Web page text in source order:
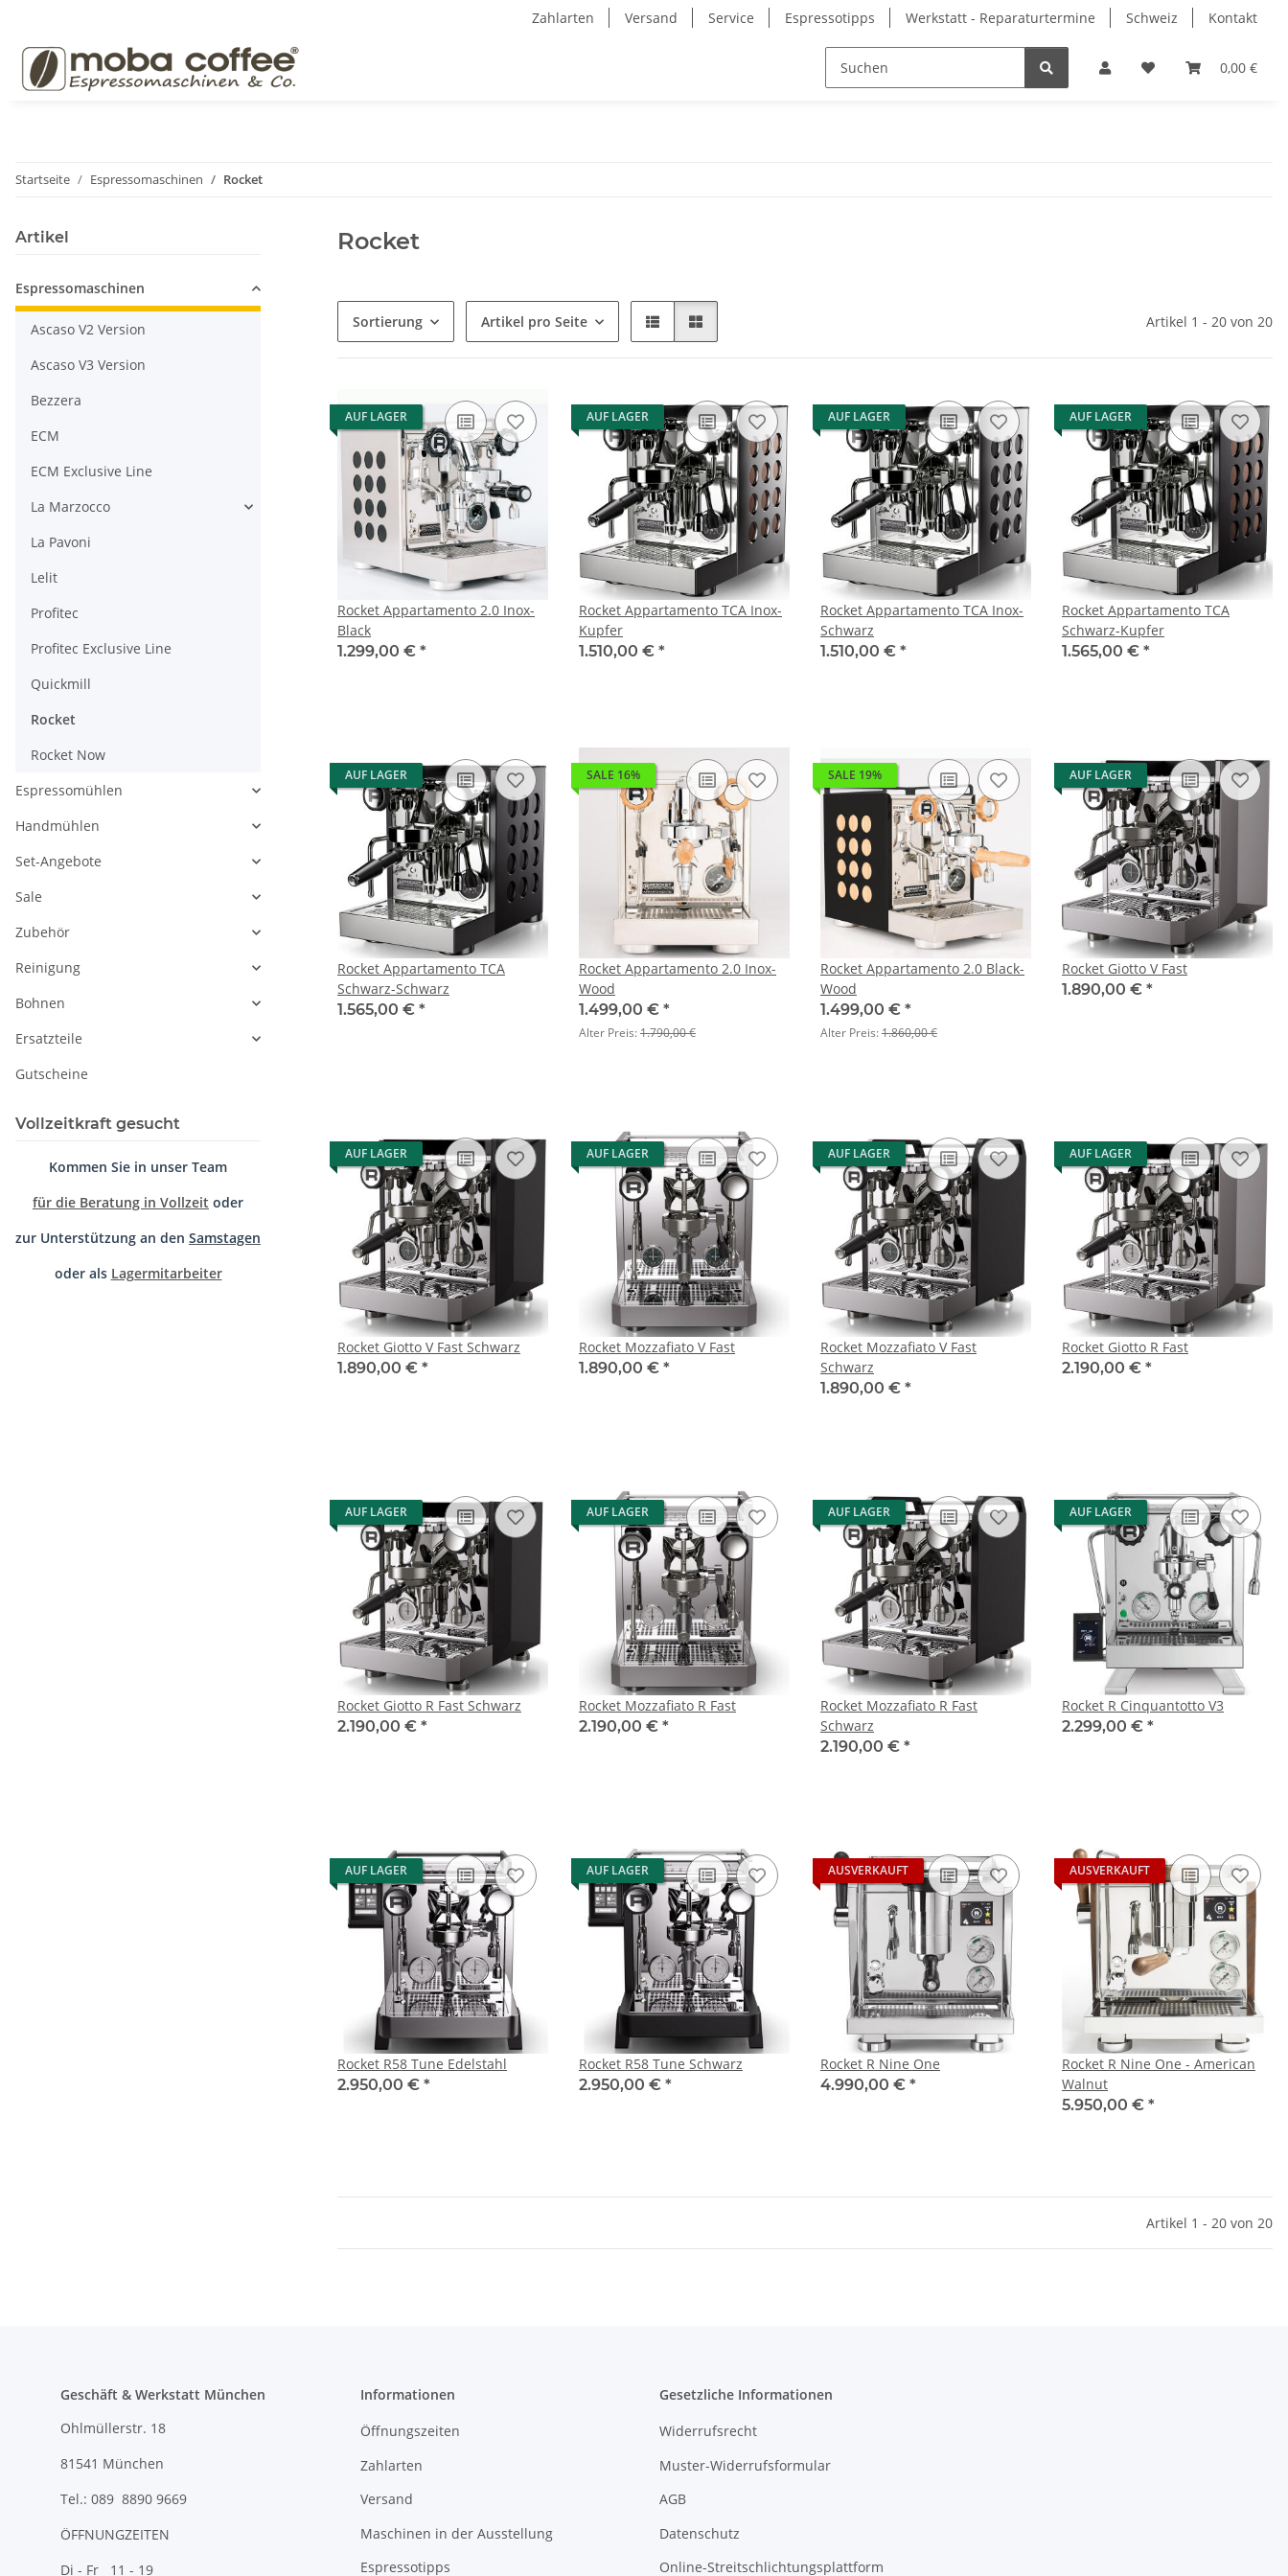
Zahlarten Versand Service Espressotipps Werkstatt - Reparaturtermine Schweiz Kontakt
0,00 €
Startseite Espressomaschinen Rocket
Rocket
Sortierung Artikel pro Seite Artikel 1 - 20 von 20
AUF LAGER
Rocket Appartamento 2.0 Inox-
Black
1.299,00 € *
AUF LAGER
Rocket Appartamento TCA Inox-
Kupfer
1.510,00 € *
AUF LAGER
Rocket Appartamento TCA Inox-
Schwarz
1.510,00 € *
AUF LAGER
Rocket Appartamento TCA
Schwarz-Kupfer
1.565,00 € *
AUF LAGER
Rocket Appartamento TCA
Schwarz-Schwarz
1.565,00 € *
SALE 16%
Rocket Appartamento 2.0 Inox-
Wood
1.499,00 € *
Alter Preis:1.790,00 €
SALE 19%
Rocket Appartamento 2.0 Black-
Wood
1.499,00 € *
Alter Preis:1.860,00 €
AUF LAGER
Rocket Giotto V Fast
1.890,00 € *
AUF LAGER
Rocket Giotto V Fast Schwarz
1.890,00 € *
AUF LAGER
Rocket Mozzafiato V Fast
1.890,00 € *
AUF LAGER
Rocket Mozzafiato V Fast
Schwarz
1.890,00 € *
AUF LAGER
Rocket Giotto R Fast
2.190,00 € *
AUF LAGER
Rocket Giotto R Fast Schwarz
2.190,00 € *
AUF LAGER
Rocket Mozzafiato R Fast
2.190,00 € *
AUF LAGER
Rocket Mozzafiato R Fast
Schwarz
2.190,00 € *
AUF LAGER
Rocket R Cinquantotto V3
2.299,00 € *
AUF LAGER
Rocket R58 Tune Edelstahl
2.950,00 € *
AUF LAGER
Rocket R58 Tune Schwarz
2.950,00 € *
AUSVERKAUFT
Rocket R Nine One
4.990,00 € *
AUSVERKAUFT
Rocket R Nine One - American
Walnut
5.950,00 € *
Artikel 1 - 20 von 20
Artikel
Espressomaschinen
Ascaso V2 Version
Ascaso V3 Version
Bezzera
ECM
ECM Exclusive Line
La Marzocco
La Pavoni
Lelit
Profitec
Profitec Exclusive Line
Quickmill
Rocket
Rocket Now
Espressomühlen
Handmühlen
Set-Angebote
Sale
Zubehör
Reinigung
Bohnen
Ersatzteile
Gutscheine
Vollzeitkraft gesucht
Kommen Sie in unser Team
für die Beratung in Vollzeit oder
zur Unterstützung an den Samstagen
oder als Lagermitarbeiter
Geschäft & Werkstatt München
Ohlmüllerstr. 18
81541 München
Tel.: 089 8890 9669
ÖFFNUNGZEITEN
Di - Fr 11 - 19
Informationen
Öffnungszeiten
Zahlarten
Versand
Maschinen in der Ausstellung
Espressotipps
Gesetzliche Informationen
Widerrufsrecht
Muster-Widerrufsformular
AGB
Datenschutz
Online-Streitschlichtungsplattform